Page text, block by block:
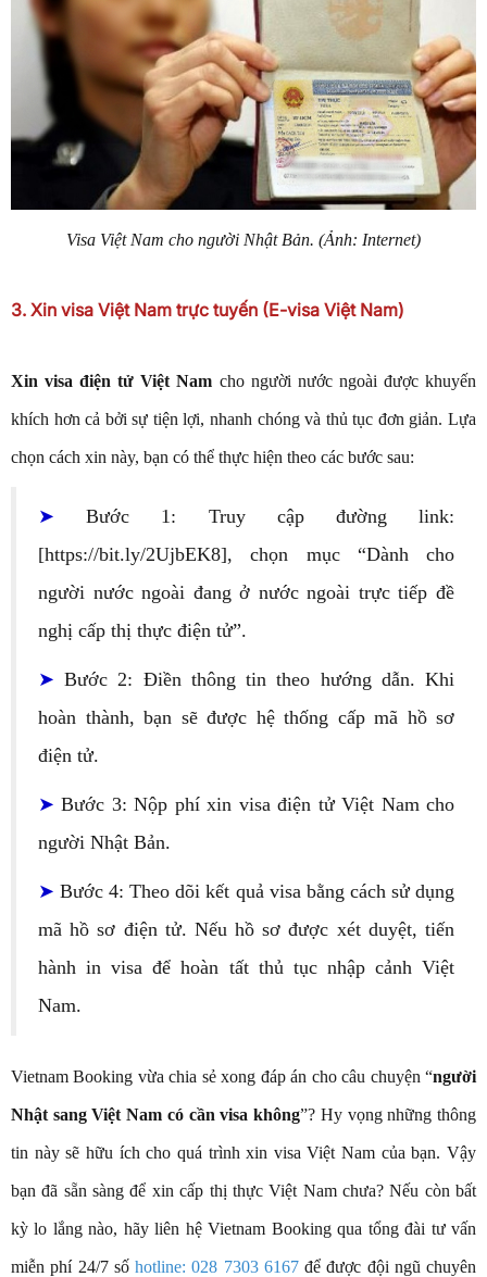
Visa Việt Nam cho người Nhật Bản. (Ảnh: Internet)
3. Xin visa Việt Nam trực tuyến (E-visa Việt Nam)
Xin visa điện tử Việt Nam cho người nước ngoài được khuyến
khích hơn cả bởi sự tiện lợi, nhanh chóng và thủ tục đơn giản. Lựa
chọn cách xin này, bạn có thể thực hiện theo các bước sau:
➤Bước 1: Truy cập đường link:
[https://bit.ly/2UjbEK8], chọn mục “Dành cho
người nước ngoài đang ở nước ngoài trực tiếp đề
nghị cấp thị thực điện tử”.
➤ Bước 2: Điền thông tin theo hướng dẫn. Khi
hoàn thành, bạn sẽ được hệ thống cấp mã hồ sơ
điện tử.
➤Bước 3: Nộp phí xin visa điện tử Việt Nam cho
người Nhật Bản.
➤Bước 4: Theo dõi kết quả visa bằng cách sử dụng
mã hồ sơ điện tử. Nếu hồ sơ được xét duyệt, tiến
hành in visa để hoàn tất thủ tục nhập cảnh Việt
Nam.
Vietnam Booking vừa chia sẻ xong đáp án cho câu chuyện “người
Nhật sang Việt Nam có cần visa không”? Hy vọng những thông
tin này sẽ hữu ích cho quá trình xin visa Việt Nam của bạn. Vậy
bạn đã sẵn sàng để xin cấp thị thực Việt Nam chưa? Nếu còn bất
kỳ lo lắng nào, hãy liên hệ Vietnam Booking qua tổng đài tư vấn
miễn phí 24/7 số hotline: 028 7303 6167để được đội ngũ chuyên